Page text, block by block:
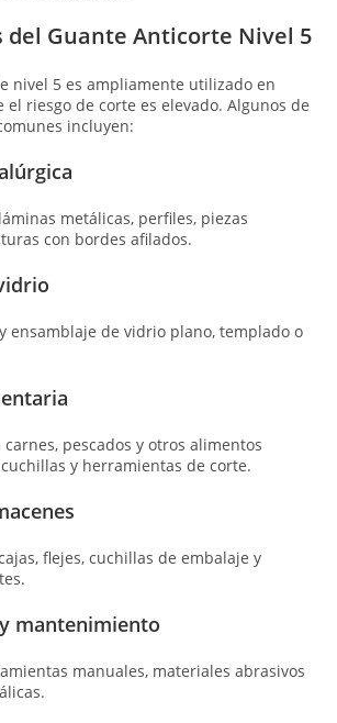
del Guante Anticorte Nivel 5
nivel 5 es ampliamente utilizado en
el riesgo de corte es elevado. Algunos de
incluyen:
metálicas, perfiles, piezas
con bordes afilados.
ensamblaje de vidrio plano, templado o
pescados y otros alimentos
y herramientas de corte.
flejes, cuchillas de embalaje y
mantenimiento
manuales, materiales abrasivos